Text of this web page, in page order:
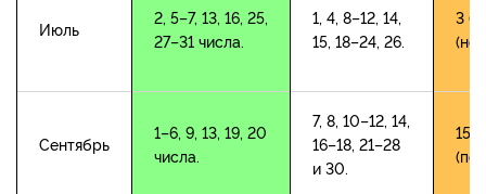
Июль
2, 5–7, 13, 16, 25,
27–31 числа.
1, 4, 8–12, 14,
15, 18–24, 26.
3
Сентябрь
1–6, 9, 13, 19, 20
числа.
7, 8, 10–12, 14,
16–18, 21–28
и 30.
15